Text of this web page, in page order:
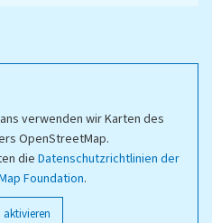
verwenden wir Karten des
OpenStreetMap.
die Datenschutzrichtlinien der
Foundation.
aktivieren